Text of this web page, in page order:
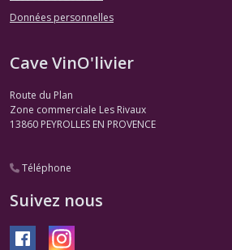
Données personnelles
Cave VinO'livier
Route du Plan
Zone commerciale Les Rivaux
13860 PEYROLLES EN PROVENCE
Téléphone
Suivez nous